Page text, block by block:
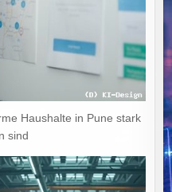
Haushalte in Pune stark
sind